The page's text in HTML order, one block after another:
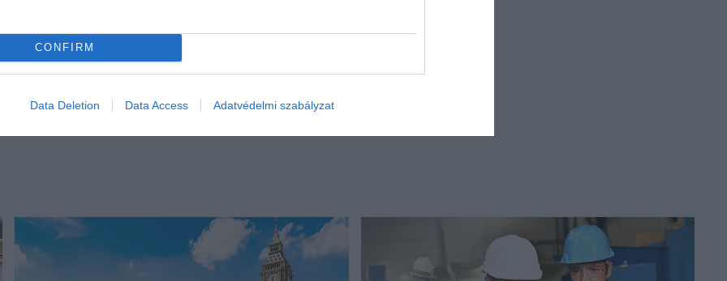
CONFIRM
Data Deletion Data Access Adatvédelmi szabályzat